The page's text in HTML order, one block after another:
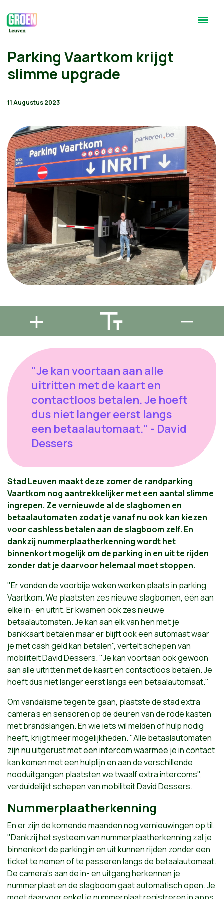
Parking Vaartkom krijgt
slimme upgrade
11 Augustus 2023
"Je kan voortaan aan alle
uitritten met de kaart en
contactloos betalen. Je hoeft
dus niet langer ​eerst langs
een betaalautomaat." - David
Dessers
Stad Leuven maakt deze zomer de randparking
Vaartkom nog aantrekkelijker met een aantal slimme
ingrepen. Ze vernieuwde al de slagbomen en
betaalautomaten zodat je vanaf nu ook kan kiezen
voor cashless betalen aan de slagboom zelf. En
dankzij nummerplaatherkenning wordt het
binnenkort mogelijk om de parking in en uit te rijden
zonder dat je daarvoor helemaal moet stoppen.
"Er vonden de voorbije weken werken plaats in parking
Vaartkom. We plaatsten zes nieuwe slagbomen, één aan
elke in- en uitrit. Er kwamen ook zes nieuwe
betaalautomaten. Je kan aan elk van hen met je
bankkaart betalen maar er blijft ook een automaat waar
je met cash geld kan betalen", vertelt schepen van
mobiliteit David Dessers. "Je kan voortaan ook gewoon
aan alle uitritten met de kaart en contactloos betalen. Je
hoeft dus niet langer ​eerst langs een betaalautomaat."
Om vandalisme tegen te gaan, plaatste de stad extra
camera’s en sensoren op de deuren van de rode kasten
met brandslangen. En wie iets wil melden of hulp nodig
heeft, krijgt meer mogelijkheden. "Alle betaalautomaten
zijn nu uitgerust met een intercom waarmee je in contact
kan komen met een hulplijn en aan de verschillende
nooduitgangen plaatsten we twaalf extra intercoms",
verduidelijkt schepen van mobiliteit David Dessers.
Nummerplaatherkenning
En er zijn de komende maanden nog vernieuwingen op til.
"Dankzij het systeem van nummerplaatherkenning zal je
binnenkort de parking in en uit kunnen rijden zonder een
ticket te nemen of te passeren langs de betaalautomaat.
De camera's aan de in- en uitgang herkennen je
nummerplaat en de slagboom gaat automatisch open. Je